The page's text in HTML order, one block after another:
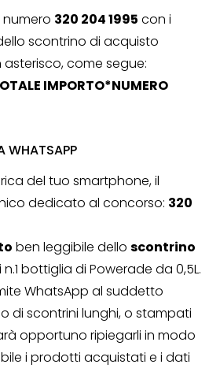
numero 320 204 1995 con i
scontrino di acquisto
come segue:
IMPORTO*NUMERO
WHATSAPP
del tuo smartphone, il
dedicato al concorso: 320
ben leggibile dello scontrino
n.1 bottiglia di Powerade da 0,5L.
WhatsApp al suddetto
di scontrini lunghi, o stampati
opportuno ripiegarli in modo
i prodotti acquistati e i dati